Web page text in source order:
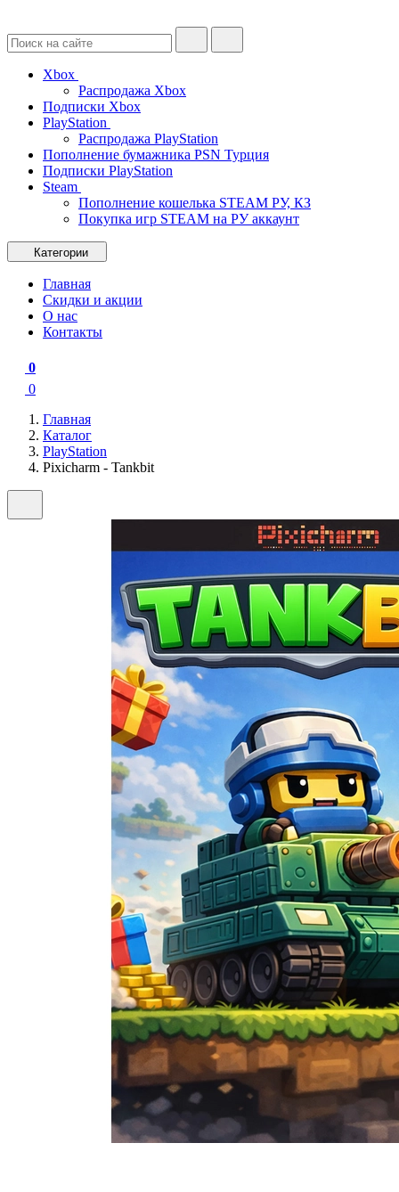
Xbox
Распродажа Xbox
Подписки Xbox
PlayStation
Распродажа PlayStation
Пополнение бумажника PSN Турция
Подписки PlayStation
Steam
Пополнение кошелька STEAM РУ, КЗ
Покупка игр STEAM на РУ аккаунт
Категории
Главная
Скидки и акции
О нас
Контакты
0
0
Главная
Каталог
PlayStation
Pixicharm - Tankbit